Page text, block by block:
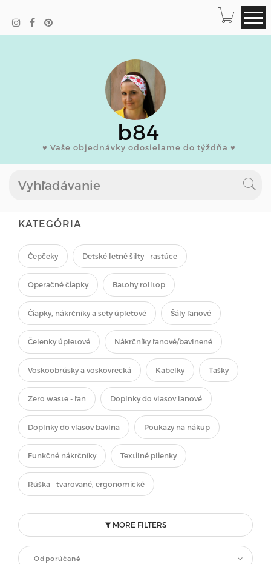
b84
♥ Vaše objednávky odosielame do týždňa ♥
KATEGÓRIA
Čepčeky Detské letné šilty - rastúce
Operačné čiapky Batohy rolltop
Čiapky, nákrčníky a sety úpletové Šály ľanové
Čelenky úpletové Nákrčníky ľanové/bavlnené
Voskoobrúsky a voskovrecká Kabelky Tašky
Zero waste - ľan Doplnky do vlasov ľanové
Doplnky do vlasov bavlna Poukazy na nákup
Funkčné nákrčníky Textilné plienky
Rúška - tvarované, ergonomické
MORE FILTERS
Odporúčané